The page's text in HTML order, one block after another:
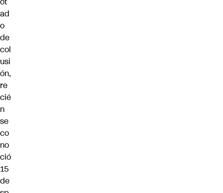
ad
o
de
col
usi
ón,
re
cié
n
se
co
no
ció
15
de